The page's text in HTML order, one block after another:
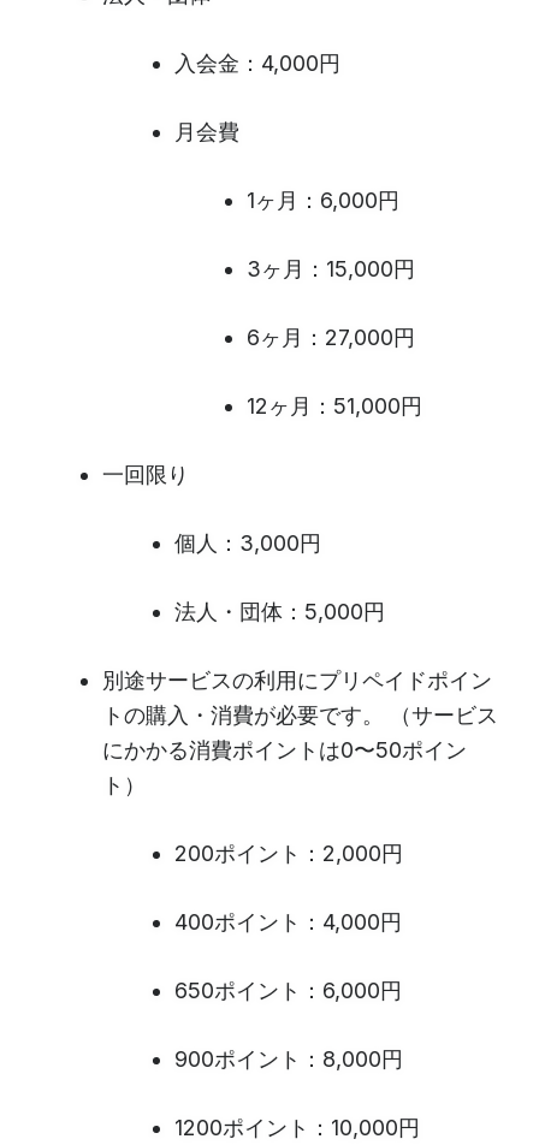
入会金：4,000円
月会費
1ヶ月：6,000円
3ヶ月：15,000円
6ヶ月：27,000円
12ヶ月：51,000円
一回限り
個人：3,000円
法人・団体：5,000円
別途サービスの利用にプリペイドポイン
トの購入・消費が必要です。 （サービス
にかかる消費ポイントは0〜50ポイン
ト）
200ポイント：2,000円
400ポイント：4,000円
650ポイント：6,000円
900ポイント：8,000円
1200ポイント：10,000円